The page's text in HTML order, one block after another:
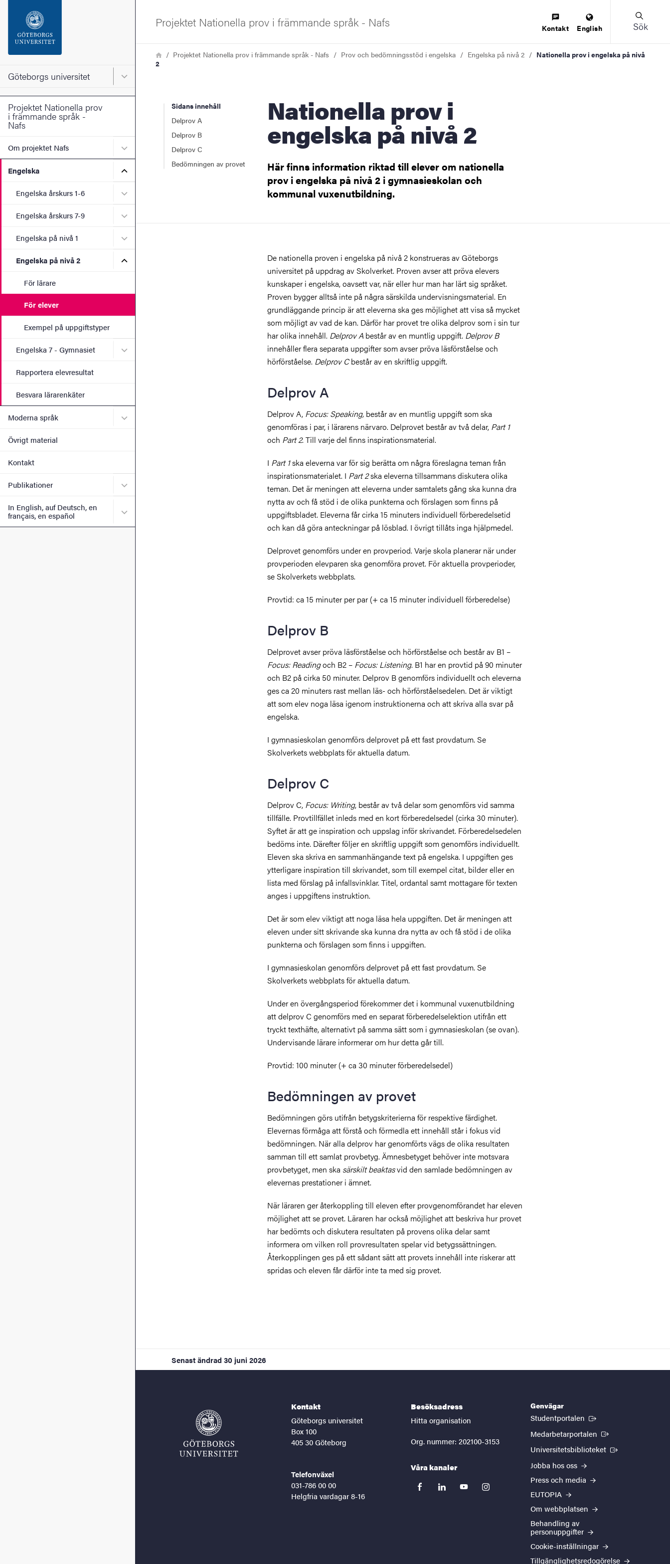
Sidfoten
Om webbplatsen
Göteborgs universitet Huvudmeny för Göteborgs universitet
Projektet Nationella prov
i främmande språk -
Nafs
Om projektet Nafs Undermeny för Om projektet Nafs
Engelska Undermeny för Engelska
Engelska årskurs 1-6 Undermeny för Engelska årskurs 1-6
Engelska årskurs 7-9 Undermeny för Engelska årskurs 7-9
Engelska på nivå 1 Undermeny för Engelska på nivå 1
Engelska på nivå 2 Undermeny för Engelska på nivå 2
För lärare
För elever
Exempel på uppgiftstyper
Engelska 7 - Gymnasiet Undermeny för Engelska 7 - Gymnasiet
Rapportera elevresultat
Besvara lärarenkäter
Moderna språk Undermeny för Moderna språk
Övrigt material
Kontakt
Publikationer Undermeny för Publikationer
In English, auf Deutsch, en
français, en español
Undermeny för In English, auf Deutsch, en français, en español
Projektet Nationella prov i främmande språk - Nafs Kontakt English Sök
LänkstigHemProjektet Nationella prov i främmande språk - Nafs Prov och bedömningsstöd i engelska Engelska på nivå 2
Nationella prov i engelska på nivå
2
Sidans innehåll
Delprov A
Delprov B
Delprov C
Bedömningen av provet
Nationella prov i
engelska på nivå 2
Här finns information riktad till elever om nationella
prov i engelska på nivå 2 i gymnasieskolan och
kommunal vuxenutbildning.
De nationella proven i engelska på nivå 2 konstrueras av Göteborgs
universitet på uppdrag av Skolverket. Proven avser att pröva elevers
kunskaper i engelska, oavsett var, när eller hur man har lärt sig språket.
Proven bygger alltså inte på några särskilda undervisningsmaterial. En
grundläggande princip är att eleverna ska ges möjlighet att visa så mycket
som möjligt av vad de kan. Därför har provet tre olika delprov som i sin tur
har olika innehåll. Delprov A består av en muntlig uppgift. Delprov B
innehåller flera separata uppgifter som avser pröva läsförståelse och
hörförståelse. Delprov Cbestår av en skriftlig uppgift.
Delprov A
Delprov A, Focus: Speaking, består av en muntlig uppgift som ska
genomföras i par, i lärarens närvaro. Delprovet består av två delar, Part 1
och Part 2. Till varje del finns inspirationsmaterial.
I Part 1ska eleverna var för sig berätta om några föreslagna teman från
inspirationsmaterialet. I Part 2ska eleverna tillsammans diskutera olika
teman. Det är meningen att eleverna under samtalets gång ska kunna dra
nytta av och få stöd i de olika punkterna och förslagen som finns på
uppgiftsbladet. Eleverna får cirka 15 minuters individuell förberedelsetid
och kan då göra anteckningar på lösblad. I övrigt tillåts inga hjälpmedel.
Delprovet genomförs under en provperiod. Varje skola planerar när under
provperioden elevparen ska genomföra provet. För aktuella provperioder,
se Skolverkets webbplats.
Provtid: ca 15 minuter per par (+ ca 15 minuter individuell förberedelse)
Delprov B
Delprovet avser pröva läsförståelse och hörförståelse och består av B1 –
Focus: Readingoch B2 – Focus: Listening. B1 har en provtid på 90 minuter
och B2 på cirka 50 minuter. Delprov B genomförs individuellt och eleverna
ges ca 20 minuters rast mellan läs- och hörförståelsedelen. Det är viktigt
att som elev noga läsa igenom instruktionerna och att skriva alla svar på
engelska.
I gymnasieskolan genomförs delprovet på ett fast provdatum. Se
Skolverkets webbplats för aktuella datum.
Delprov C
Delprov C, Focus: Writing, består av två delar som genomförs vid samma
tillfälle. Provtillfället inleds med en kort förberedelsedel (cirka 30 minuter).
Syftet är att ge inspiration och uppslag inför skrivandet. Förberedelsedelen
bedöms inte. Därefter följer en skriftlig uppgift som genomförs individuellt.
Eleven ska skriva en sammanhängande text på engelska. I uppgiften ges
ytterligare inspiration till skrivandet, som till exempel citat, bilder eller en
lista med förslag på infallsvinklar. Titel, ordantal samt mottagare för texten
anges i uppgiftens instruktion.
Det är som elev viktigt att noga läsa hela uppgiften. Det är meningen att
eleven under sitt skrivande ska kunna dra nytta av och få stöd i de olika
punkterna och förslagen som finns i uppgiften.
I gymnasieskolan genomförs delprovet på ett fast provdatum. Se
Skolverkets webbplats för aktuella datum.
Under en övergångsperiod förekommer det i kommunal vuxenutbildning
att delprov C genomförs med en separat förberedelselektion utifrån ett
tryckt texthäfte, alternativt på samma sätt som i gymnasieskolan (se ovan).
Undervisande lärare informerar om hur detta går till.
Provtid: 100 minuter (+ ca 30 minuter förberedelsedel)
Bedömningen av provet
Bedömningen görs utifrån betygskriterierna för respektive färdighet.
Elevernas förmåga att förstå och förmedla ett innehåll står i fokus vid
bedömningen. När alla delprov har genomförts vägs de olika resultaten
samman till ett samlat provbetyg. Ämnesbetyget behöver inte motsvara
provbetyget, men ska särskilt beaktasvid den samlade bedömningen av
elevernas prestationer i ämnet.
När läraren ger återkoppling till eleven efter provgenomförandet har eleven
möjlighet att se provet. Läraren har också möjlighet att beskriva hur provet
har bedömts och diskutera resultaten på provens olika delar samt
informera om vilken roll provresultaten spelar vid betygssättningen.
Återkopplingen ges på ett sådant sätt att provets innehåll inte riskerar att
spridas och eleven får därför inte ta med sig provet.
Senast ändrad 30 juni 2026
Kontakt
Göteborgs universitet
Box 100
405 30 Göteborg
Telefonväxel
031-786 00 00
Helgfria vardagar 8-16
Besöksadress
Hitta organisation
Org. nummer: 202100-3153
Våra kanaler
facebooklinkedinyoutubeinstagram
Genvägar
Studentportalen (Extern länk)
Medarbetarportalen (Extern länk)
Universitetsbiblioteket (Extern länk)
Jobba hos oss
Press och media
EUTOPIA
Om webbplatsen
Behandling av
personuppgifter
Cookie-inställningar
Tillgänglighetsredogörelse